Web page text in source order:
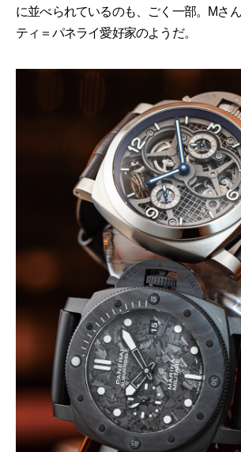
に並べられているのも、ごく一部。Mさ
ティ＝パネライ愛好家のようだ。